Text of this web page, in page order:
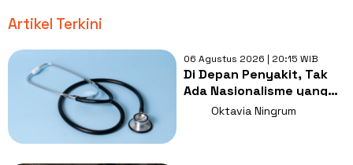
Artikel Terkini
06 Agustus 2026 | 20:15 WIB
Di Depan Penyakit, Tak
Ada Nasionalisme yang
Lebih Penting dari
Oktavia Ningrum